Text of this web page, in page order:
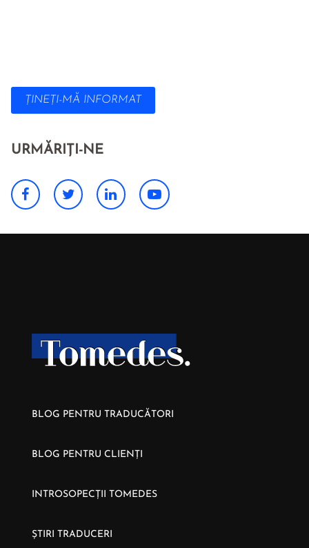
ȚINEȚI-MĂ INFORMAT
URMĂRIȚI-NE
BLOG PENTRU TRADUCĂTORI
BLOG PENTRU CLIENȚI
INTROSOPECȚII TOMEDES
ȘTIRI TRADUCERI